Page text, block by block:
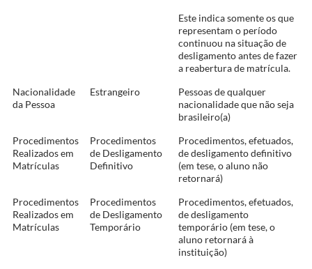
Este indica somente os que
representam o período
continuou na situação de
desligamento antes de fazer
a reabertura de matrícula.
Nacionalidade
da Pessoa
Estrangeiro
Pessoas de qualquer
nacionalidade que não seja
brasileiro(a)
Procedimentos
Realizados em
Matrículas
Procedimentos
de Desligamento
Definitivo
Procedimentos, efetuados,
de desligamento definitivo
(em tese, o aluno não
retornará)
Procedimentos
Realizados em
Matrículas
Procedimentos
de Desligamento
Temporário
Procedimentos, efetuados,
de desligamento
temporário (em tese, o
aluno retornará à
instituição)